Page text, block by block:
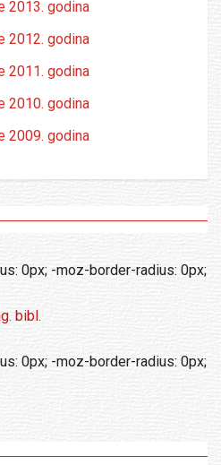
2013. godina
2012. godina
2011. godina
2010. godina
2009. godina
0px; -moz-border-radius: 0px;
bibl.
0px; -moz-border-radius: 0px;